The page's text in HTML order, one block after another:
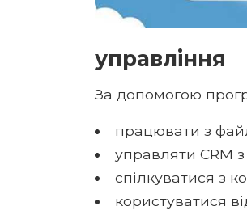
управління
За допомогою
працювати з
управляти CRM
спілкуватися з
користуватися